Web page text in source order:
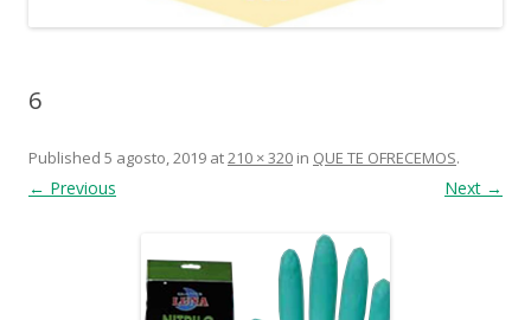
6
Published 5 agosto, 2019 at210 × 320 in QUE TE OFRECEMOS.
← Previous Next →